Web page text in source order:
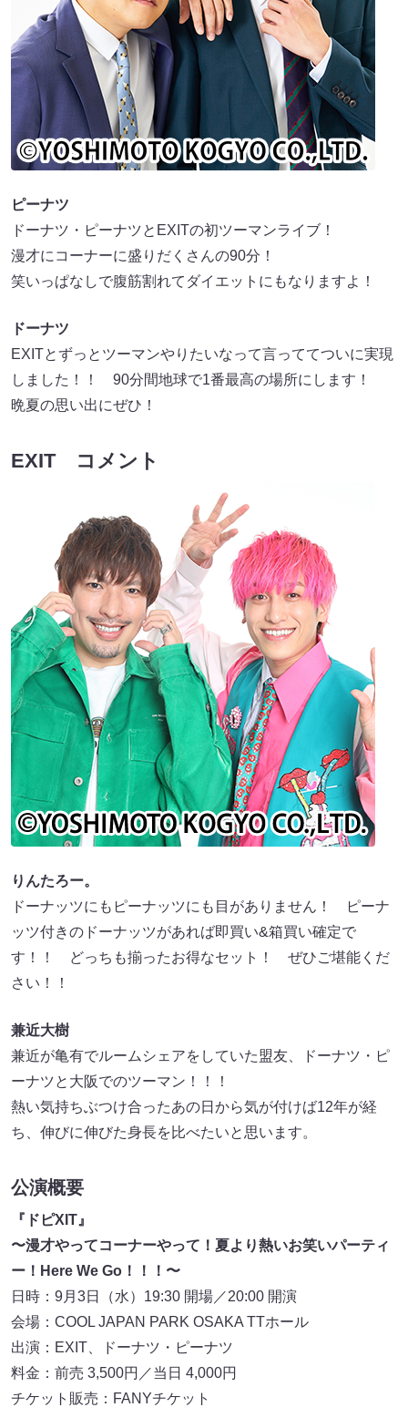
ピーナツ
ドーナツ・ピーナツとEXITの初ツーマンライブ！
漫才にコーナーに盛りだくさんの90分！
笑いっぱなしで腹筋割れてダイエットにもなりますよ！
ドーナツ
EXITとずっとツーマンやりたいなって言っててついに実現
しました！！ 90分間地球で1番最高の場所にします！
晩夏の思い出にぜひ！
EXIT コメント
りんたろー。
ドーナッツにもピーナッツにも目がありません！ ピーナ
ッツ付きのドーナッツがあれば即買い&箱買い確定で
す！！ どっちも揃ったお得なセット！ ぜひご堪能くだ
さい！！
兼近大樹
兼近が亀有でルームシェアをしていた盟友、ドーナツ・ピ
ーナツと大阪でのツーマン！！！
熱い気持ちぶつけ合ったあの日から気が付けば12年が経
ち、伸びに伸びた身長を比べたいと思います。
公演概要
『ドピXIT』
〜漫才やってコーナーやって！夏より熱いお笑いパーティ
ー！Here We Go！！！〜
日時：9月3日（水）19:30 開場／20:00 開演
会場：COOL JAPAN PARK OSAKA TTホール
出演：EXIT、ドーナツ・ピーナツ
料金：前売 3,500円／当日 4,000円
チケット販売：FANYチケット